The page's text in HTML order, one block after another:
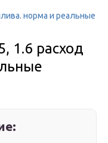
норма и реальные
1.6 расход